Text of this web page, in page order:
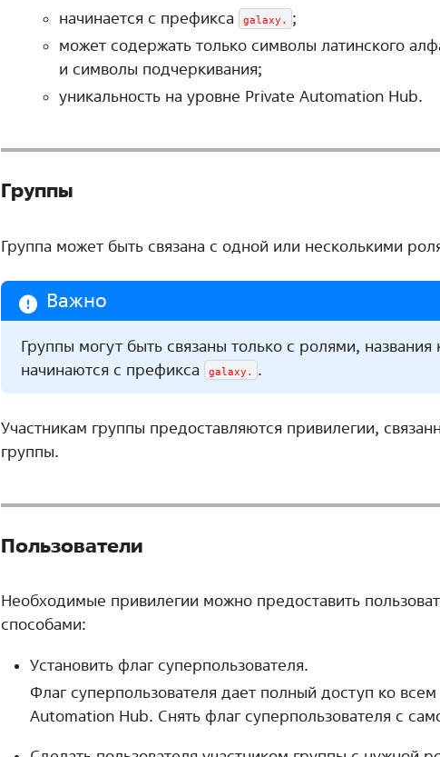
начинается с префикса galaxy.
;
может содержать только символы латинского
и символы подчеркивания;
уникальность на уровне Private Automation Hub.
Группы
Группа может быть связана с одной или несколькими
Важно
Группы могут быть связаны только с ролями, названия
начинаются с префикса
galaxy.
Участникам группы предоставляются привилегии,
группы.
Пользователи
Необходимые привилегии можно предоставить
способами:
Установить флаг суперпользователя.
Флаг суперпользователя дает полный доступ ко
Automation Hub. Снять флаг суперпользователя с